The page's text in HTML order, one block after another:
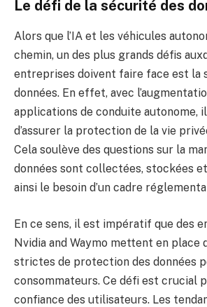
Le défi de la sécurité des
Alors que l’IA et les véhicules
chemin, un des plus grands défis
entreprises doivent faire face est la
données. En effet, avec
applications de conduite autonome,
d’assurer la protection de la vie
Cela soulève des questions sur la
données sont collectées, stockées
ainsi le besoin d’un cadre
En ce sens, il est impératif que des
Nvidia and Waymo mettent en place
strictes de protection des données
consommateurs. Ce défi est crucial
confiance des utilisateurs. Les